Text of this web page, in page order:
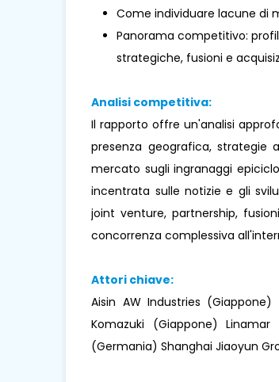
Come individuare lacune di
Panorama competitivo:
strategiche, fusioni e
Analisi competitiva:
Il rapporto offre un'analisi
presenza geografica, strategie
mercato sugli ingranaggi
incentrata sulle notizie e gli
joint venture, partnership,
concorrenza complessiva
Attori chiave:
Aisin AW Industries
Komazuki (Giappone)
(Germania) Shanghai Jiaoyun